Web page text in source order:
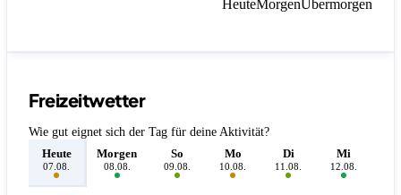
HeuteMorgenÜbermorgen
Freizeitwetter
Wie gut eignet sich der Tag für deine Aktivität?
Heute
07.08.
Morgen
08.08.
So
09.08.
Mo
10.08.
Di
11.08.
Mi
12.08.